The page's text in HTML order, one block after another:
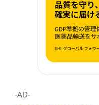
‐AD‐